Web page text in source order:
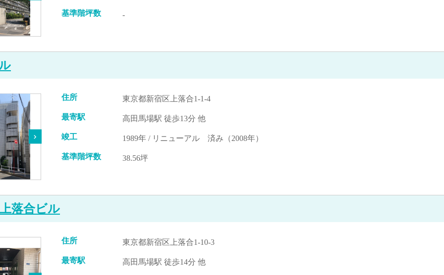
基準階坪数 -
住所 東京都新宿区上落合1-1-4
最寄駅 高田馬場駅 徒歩13分 他
竣工 1989年 / リニューアル 済み（2008年）
基準階坪数 38.56坪
落合ビル
住所 東京都新宿区上落合1-10-3
最寄駅 高田馬場駅 徒歩14分 他